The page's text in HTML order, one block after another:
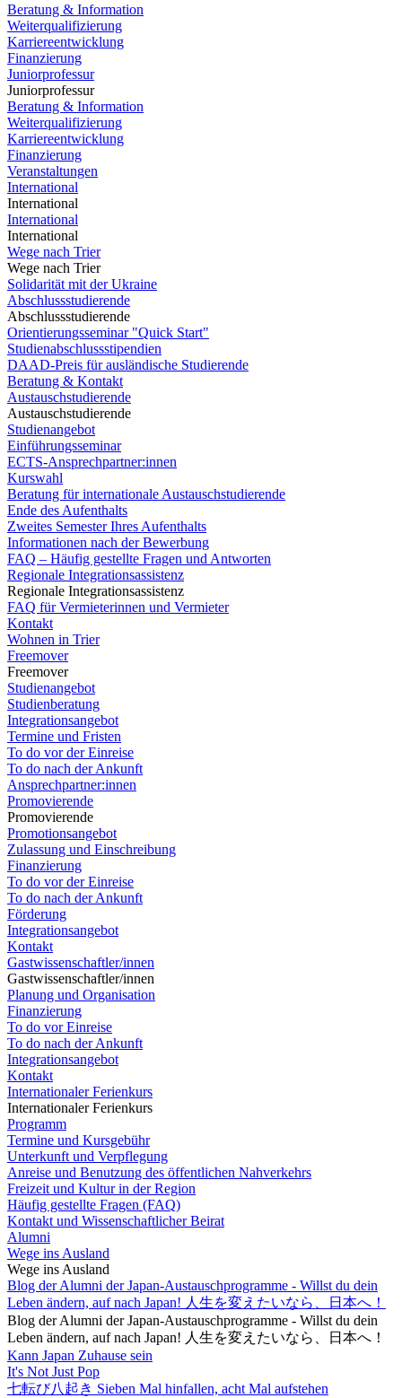
Beratung & Information
Weiterqualifizierung
Karriereentwicklung
Finanzierung
Juniorprofessur
Juniorprofessur
Beratung & Information
Weiterqualifizierung
Karriereentwicklung
Finanzierung
Veranstaltungen
International
International
International
International
Wege nach Trier
Wege nach Trier
Solidarität mit der Ukraine
Abschlussstudierende
Abschlussstudierende
Orientierungsseminar "Quick Start"
Studienabschlussstipendien
DAAD-Preis für ausländische Studierende
Beratung & Kontakt
Austauschstudierende
Austauschstudierende
Studienangebot
Einführungsseminar
ECTS-Ansprechpartner:innen
Kurswahl
Beratung für internationale Austauschstudierende
Ende des Aufenthalts
Zweites Semester Ihres Aufenthalts
Informationen nach der Bewerbung
FAQ – Häufig gestellte Fragen und Antworten
Regionale Integrationsassistenz
Regionale Integrationsassistenz
FAQ für Vermieterinnen und Vermieter
Kontakt
Wohnen in Trier
Freemover
Freemover
Studienangebot
Studienberatung
Integrationsangebot
Termine und Fristen
To do vor der Einreise
To do nach der Ankunft
Ansprechpartner:innen
Promovierende
Promovierende
Promotionsangebot
Zulassung und Einschreibung
Finanzierung
To do vor der Einreise
To do nach der Ankunft
Förderung
Integrationsangebot
Kontakt
Gastwissenschaftler/innen
Gastwissenschaftler/innen
Planung und Organisation
Finanzierung
To do vor Einreise
To do nach der Ankunft
Integrationsangebot
Kontakt
Internationaler Ferienkurs
Internationaler Ferienkurs
Programm
Termine und Kursgebühr
Unterkunft und Verpflegung
Anreise und Benutzung des öffentlichen Nahverkehrs
Freizeit und Kultur in der Region
Häufig gestellte Fragen (FAQ)
Kontakt und Wissenschaftlicher Beirat
Alumni
Wege ins Ausland
Wege ins Ausland
Blog der Alumni der Japan-Austauschprogramme - Willst du dein
Leben ändern, auf nach Japan! 人生を変えたいなら、日本へ！
Blog der Alumni der Japan-Austauschprogramme - Willst du dein
Leben ändern, auf nach Japan! 人生を変えたいなら、日本へ！
Kann Japan Zuhause sein
It's Not Just Pop
七転び八起き Sieben Mal hinfallen, acht Mal aufstehen